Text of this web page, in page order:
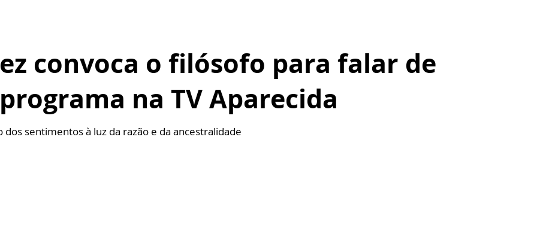
convoca o filósofo para falar de
na TV Aparecida
sentimentos à luz da razão e da ancestralidade